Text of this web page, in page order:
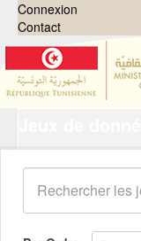
Connexion
Contact
Organisations
Groupes
Demandes 0